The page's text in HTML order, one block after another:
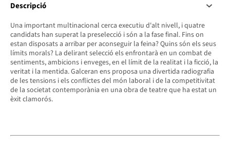
Descripció
Una important multinacional cerca executiu d'alt nivell, i quatre
candidats han superat la preselecció i són a la fase final. Fins on
estan disposats a arribar per aconseguir la feina? Quins són els seus
límits morals? La delirant selecció els enfrontarà en un combat de
sentiments, ambicions i enveges, en el límit de la realitat i la ficció, la
veritat i la mentida. Galceran ens proposa una divertida radiografia
de les tensions i els conflictes del món laboral i de la competitivitat
de la societat contemporània en una obra de teatre que ha estat un
èxit clamorós.